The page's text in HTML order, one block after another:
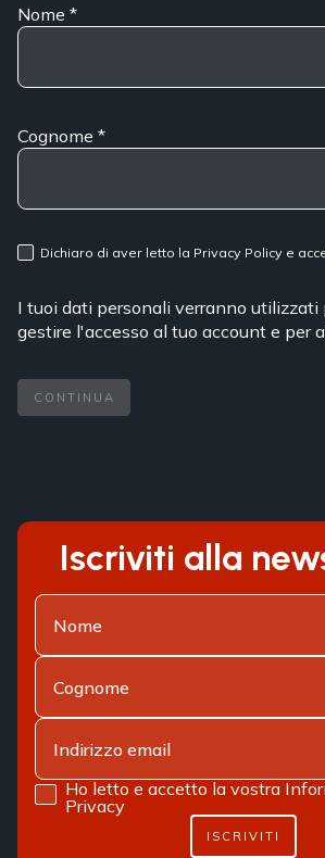
Nome*
Cognome*
Dichiaro di aver letto la Privacy Policye
I tuoi dati personali verranno
gestire l'accesso al tuo account e
CONTINUA
Iscriviti alla
Ho letto e accetto la vostra
Privacy
ISCRIVITI